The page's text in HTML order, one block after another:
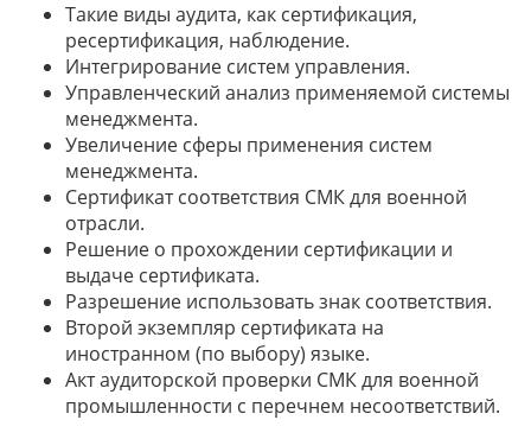
Такие виды аудита, как сертификация,
ресертификация, наблюдение.
Интегрирование систем управления.
Управленческий анализ применяемой системы
менеджмента.
Увеличение сферы применения систем
менеджмента.
Сертификат соответствия СМК для военной
отрасли.
Решение о прохождении сертификации и
выдаче сертификата.
Разрешение использовать знак соответствия.
Второй экземпляр сертификата на
иностранном (по выбору) языке.
Акт аудиторской проверки СМК для военной
промышленности с перечнем несоответствий.